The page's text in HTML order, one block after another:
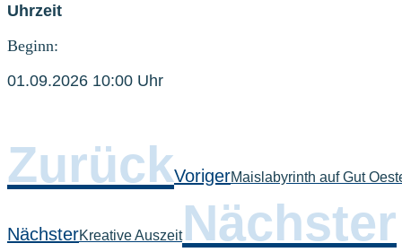
Uhrzeit
Beginn:
01.09.2026 10:00 Uhr
ZurückVorigerMaislabyrinth auf Gut
NächsterKreative AuszeitNächster